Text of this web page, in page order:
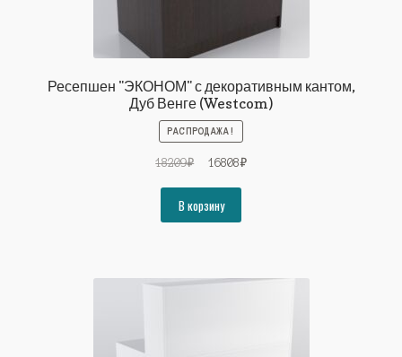
Ресепшен "ЭКОНОМ" с декоративным кантом,
Дуб Венге (Westcom)
РАСПРОДАЖА!
18209₽
Первоначальная
составляла
18209₽.
16808₽Текущая
В корзину